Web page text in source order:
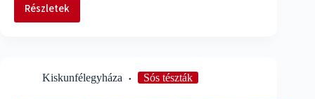
Részletek
Vegyes
Kiskunfélegyháza Sós tészták